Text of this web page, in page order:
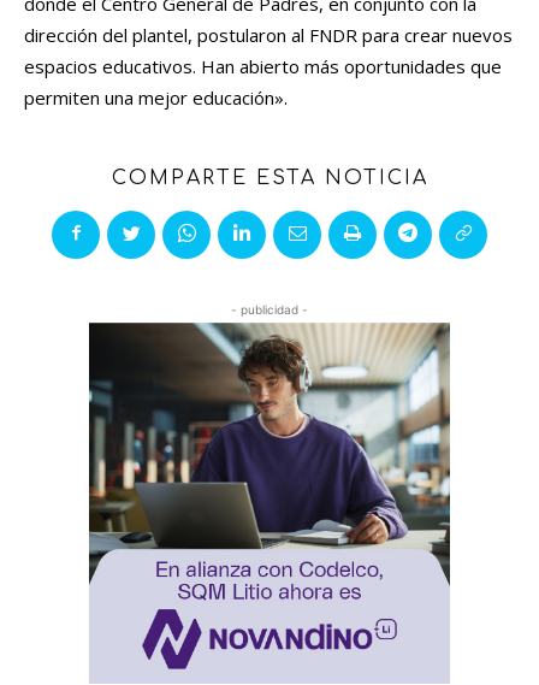
dirección del plantel, postularon al FNDR para crear nuevos
espacios educativos. Han abierto más oportunidades que
permiten una mejor educación».
COMPARTE ESTA NOTICIA
- publicidad -